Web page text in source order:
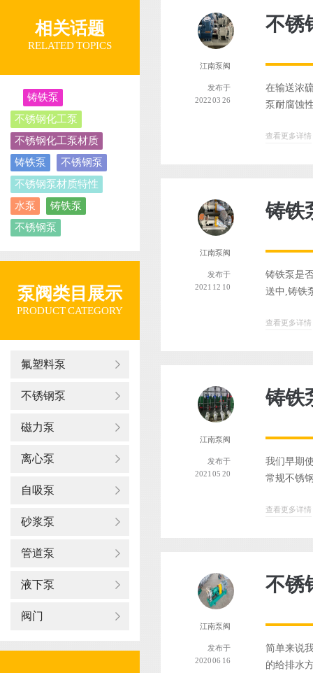
相关话题
RELATED TOPICS
铸铁泵
不锈钢化工泵
不锈钢化工泵材质
铸铁泵
不锈钢泵
不锈钢泵材质特性
水泵
铸铁泵
不锈钢泵
泵阀类目展示
PRODUCT CATEGORY
氟塑料泵
不锈钢泵
磁力泵
离心泵
自吸泵
砂浆泵
管道泵
液下泵
阀门
江南泵阀
发布于
2022 03 26
不锈
在输送浓
泵耐腐蚀
查看更多详情
江南泵阀
发布于
2021 12 10
铸铁
铸铁泵是
送中,铸铁
查看更多详情
江南泵阀
发布于
2021 05 20
铸铁
我们早期
常规不锈
查看更多详情
江南泵阀
发布于
2020 06 16
不锈
简单来说
的给排水